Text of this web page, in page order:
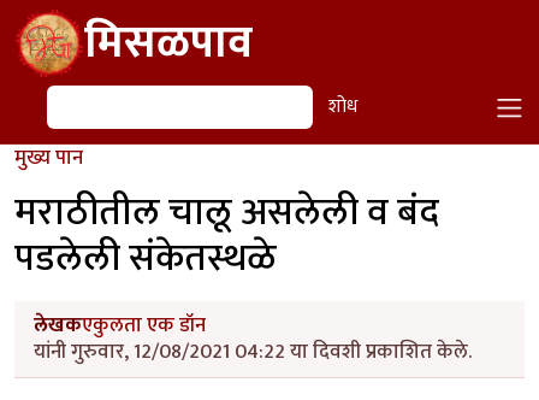
Skip to main contentमिसळपाव
शोध शोध
मुख्य पान
मराठीतील चालू असलेली व बंद
पडलेली संकेतस्थळे
लेखकएकुलता एक डॉन
यांनी गुरुवार, 12/08/2021 04:22 या दिवशी प्रकाशित केले.